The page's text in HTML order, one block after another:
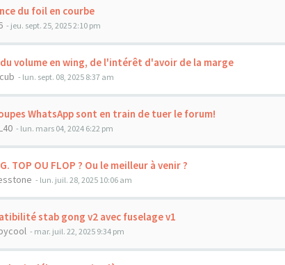
du foil en courbe
- jeu. sept. 25, 2025 2:10 pm
volume en wing, de l'intérêt d'avoir de la marge
- lun. sept. 08, 2025 8:37 am
WhatsApp sont en train de tuer le forum!
- lun. mars 04, 2024 6:22 pm
TOP OU FLOP ? Ou le meilleur à venir ?
- lun. juil. 28, 2025 10:06 am
stab gong v2 avec fuselage v1
- mar. juil. 22, 2025 9:34 pm